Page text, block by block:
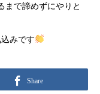
まで諦めずにやりと
みです
Share